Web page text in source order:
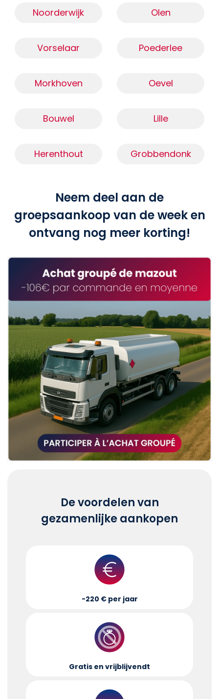
Noorderwijk Olen
Vorselaar Poederlee
Morkhoven Oevel
Bouwel Lille
Herenthout Grobbendonk
Neem deel aan de
groepsaankoop van de week en
ontvang nog meer korting!
De voordelen van
gezamenlijke aankopen
-220 € per jaar
Gratis en vrijblijvendt